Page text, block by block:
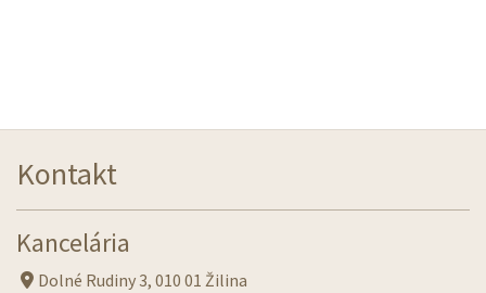
Kontakt
Kancelária
Dolné Rudiny 3, 010 01 Žilina